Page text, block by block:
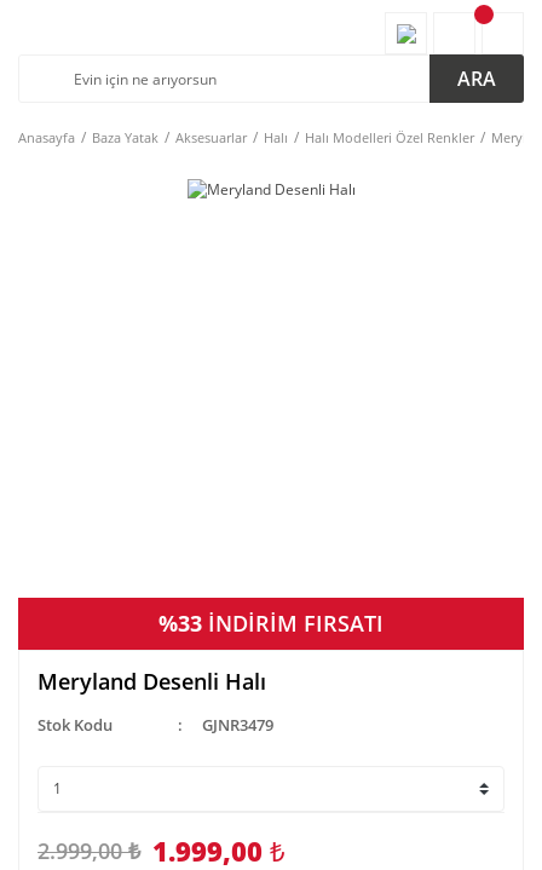
ARA
Anasayfa Baza Yatak Aksesuarlar Halı Halı Modelleri Özel Renkler
%33 İNDİRİM FIRSATI
Meryland Desenli Halı
Stok Kodu GJNR3479
2.999,00 ₺ 1.999,00 ₺